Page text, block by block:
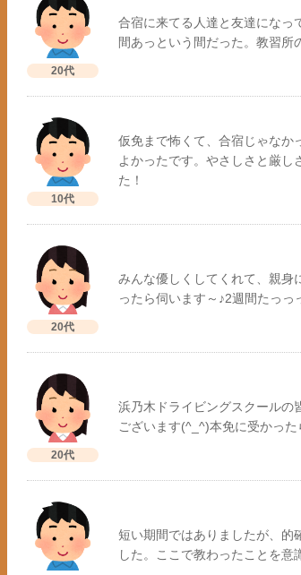
20代
合宿に来てる人達と友達になっ
間あっという間だった。教習所
10代
仮免まで怖くて、合宿じゃなか
よかったです。やさしさと厳し
た！
20代
みんな優しくしてくれて、親身
ったら伺います～♪2週間たっっ
20代
浜乃木ドライビングスクールの
ございます(^_^)本免に受かっ
短い期間ではありましたが、的
した。ここで教わったことを意